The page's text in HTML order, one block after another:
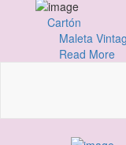
Cartón
Maleta
Read More